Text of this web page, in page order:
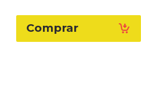
Comprar